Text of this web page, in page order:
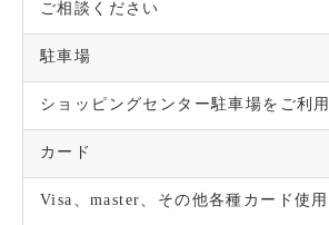
ご相談ください
駐車場
ショッピングセンター駐車場をご利
カード
Visa、master、その他各種カード使